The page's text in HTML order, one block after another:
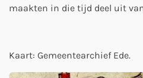
maakten in die tijd deel uit
Kaart: Gemeentearchief Ede.